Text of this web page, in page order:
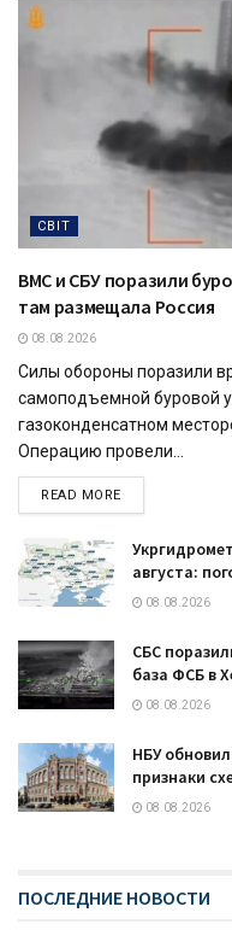
СВІТ
ВМС и СБУ поразили
там размещала Россия
08.08.2026
Силы обороны поразили
самоподъемной буровой
газоконденсатном
Операцию провели...
READ MORE
августа:
08.08.2026
СБС
база ФСБ в
08.08.2026
НБУ
признаки
08.08.2026
ПОСЛЕДНИЕ НОВОСТИ